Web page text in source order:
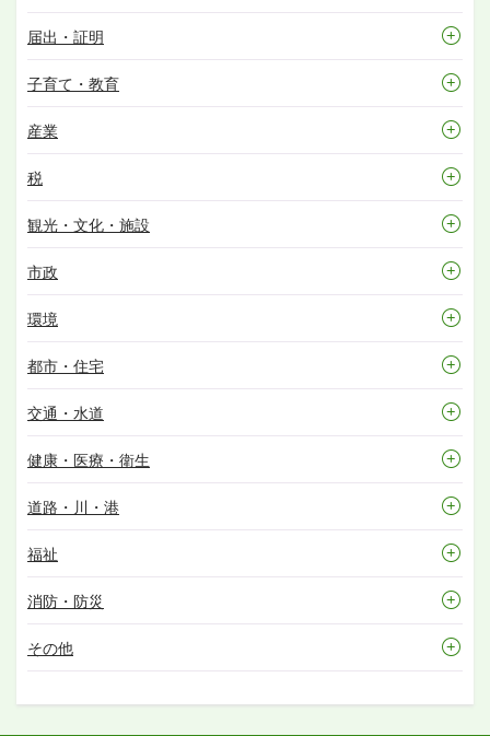
届出・証明
子育て・教育
産業
税
観光・文化・施設
市政
環境
都市・住宅
交通・水道
健康・医療・衛生
道路・川・港
福祉
消防・防災
その他